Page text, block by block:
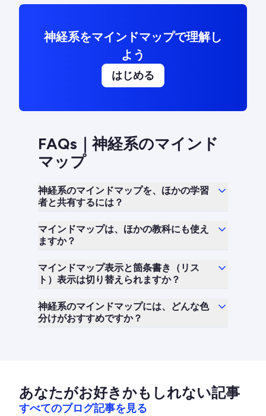
神経系をマインドマップで理解し
よう
はじめる
FAQs｜神経系のマインド
マップ
神経系のマインドマップを、ほかの学習
者と共有するには？
マインドマップは、ほかの教科にも使え
ますか？
マインドマップ表示と箇条書き（リス
ト）表示は切り替えられますか？
神経系のマインドマップには、どんな色
分けがおすすめですか？
あなたがお好きかもしれない記事
すべてのブログ記事を見る